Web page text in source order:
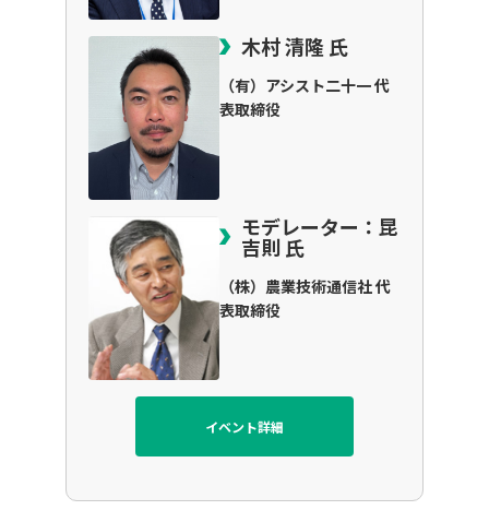
木村 清隆 氏
（有）アシスト二十一 代
表取締役
モデレーター：昆
吉則 氏
（株）農業技術通信社 代
表取締役
イベント詳細